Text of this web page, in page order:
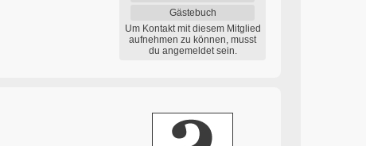
Gästebuch
Um Kontakt mit diesem Mitglied
aufnehmen zu können, musst
du angemeldet sein.